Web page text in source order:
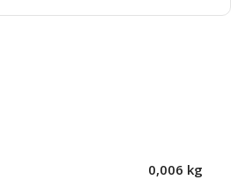
0,006 kg